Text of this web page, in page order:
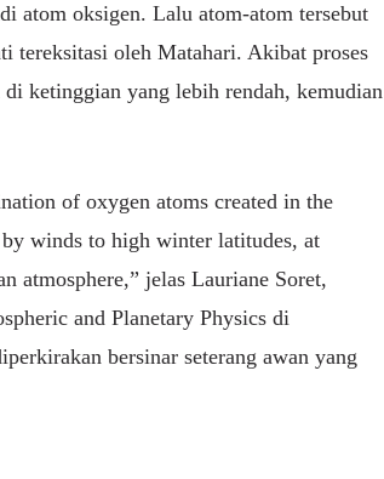
atom oksigen. Lalu atom-atom tersebut
tereksitasi oleh Matahari. Akibat proses
ketinggian yang lebih rendah, kemudian
of oxygen atoms created in the
winds to high winter latitudes, at
atmosphere,” jelas Lauriane Soret,
and Planetary Physics di
bersinar seterang awan yang